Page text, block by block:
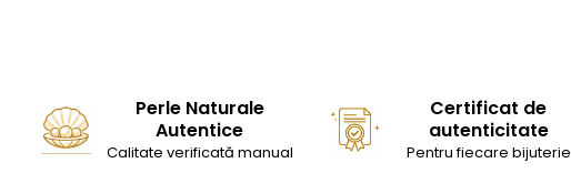
Perle Naturale
Autentice
Calitate verificată manual
Certificat de
autenticitate
Pentru fiecare bijuterie